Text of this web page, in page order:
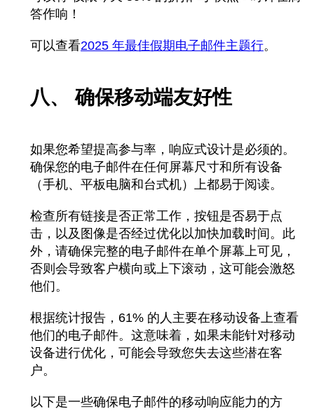
答作响！
可以查看2025 年最佳假期电子邮件主题行。
八、 确保移动端友好性
如果您希望提高参与率，响应式设计是必须的。
确保您的电子邮件在任何屏幕尺寸和所有设备
（手机、平板电脑和台式机）上都易于阅读。
检查所有链接是否正常工作，按钮是否易于点
击，以及图像是否经过优化以加快加载时间。此
外，请确保完整的电子邮件在单个屏幕上可见，
否则会导致客户横向或上下滚动，这可能会激怒
他们。
根据统计报告 ，61% 的人主要在移动设备上查看
他们的电子邮件。这意味着，如果未能针对移动
设备进行优化，可能会导致您失去这些潜在客
户。
以下是一些确保电子邮件的移动响应能力的方